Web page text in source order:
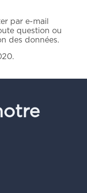
par e-mail
question ou
des données.